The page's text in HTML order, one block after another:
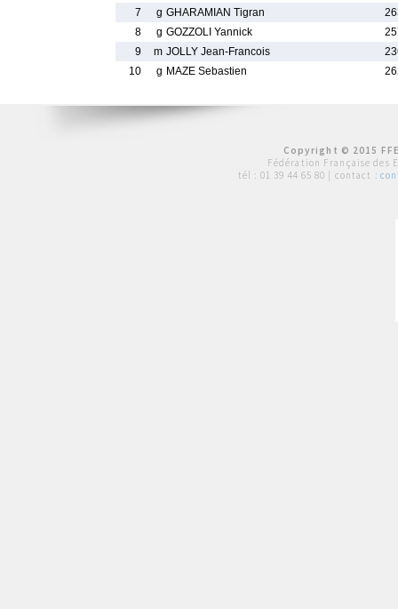
7
g GHARAMIAN Tigran
8
g GOZZOLI Yannick
9
m JOLLY Jean-Francois
10
g MAZE Sebastien
Copyright © 2015
Fédération Française des
tél : 01 39 44 65 80 | contact :